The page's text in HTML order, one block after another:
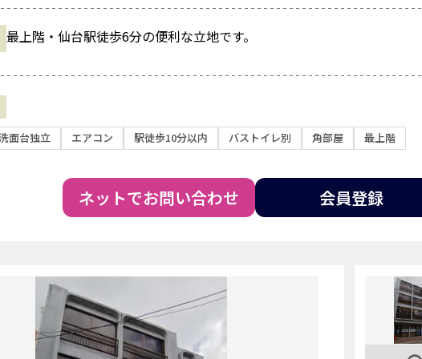
最上階・仙台駅徒歩6分の便利な立地です。
面台独立 エアコン 駅徒歩10分以内 バストイレ別 角部屋 最上階
ネットでお問い合わせ 会員登録